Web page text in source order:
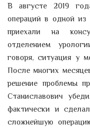
В августе 2019
операций в одной
приехали на
отделением
говоря, ситуация у
После многих
решение проблемы
Станиславович
фактически и
сложнейшую